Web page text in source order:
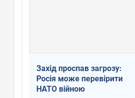
Захід проспав загрозу:
Росія може перевірити
НАТО війною